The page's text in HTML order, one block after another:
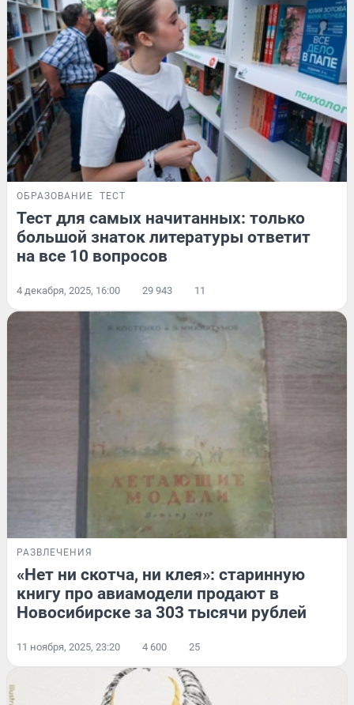
ОБРАЗОВАНИЕ ТЕСТ
Тест для самых начитанных: только
большой знаток литературы ответит
на все 10 вопросов
4 декабря, 2025, 16:00 29 943 11
РАЗВЛЕЧЕНИЯ
«Нет ни скотча, ни клея»: старинную
книгу про авиамодели продают в
Новосибирске за 303 тысячи рублей
11 ноября, 2025, 23:20 4 600 25